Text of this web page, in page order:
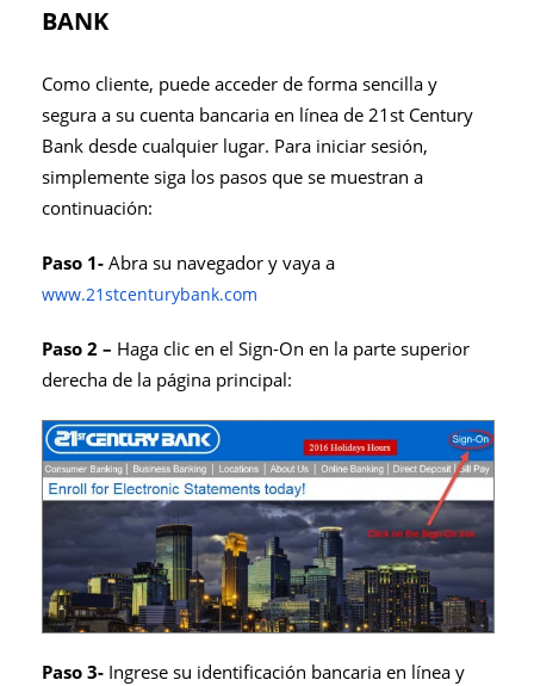
BANK
Como cliente, puede acceder de forma sencilla y
segura a su cuenta bancaria en línea de 21st Century
Bank desde cualquier lugar. Para iniciar sesión,
simplemente siga los pasos que se muestran a
continuación:
Paso 1-Abra su navegador y vaya a
www.21stcenturybank.com
Paso 2 – Haga clic en el Sign-On en la parte superior
derecha de la página principal:
Paso 3- Ingrese su identificación bancaria en línea y